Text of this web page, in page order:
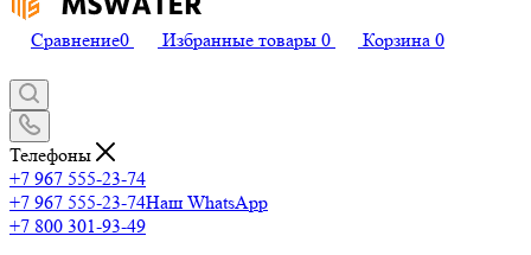
Сравнение0 Избранные товары 0 Корзина 0
Телефоны
+7 967 555-23-74
+7 967 555-23-74Наш WhatsApp
+7 800 301-93-49